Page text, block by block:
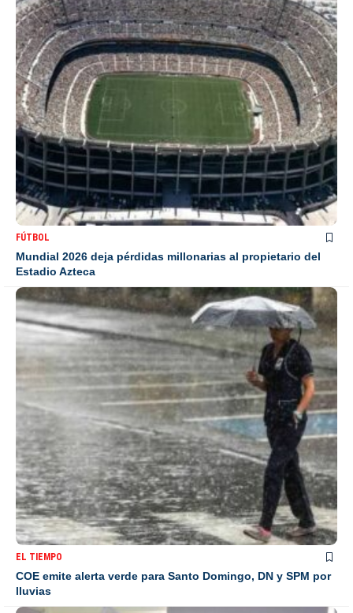
FÚTBOL
Mundial 2026 deja pérdidas millonarias al propietario del
Estadio Azteca
EL TIEMPO
COE emite alerta verde para Santo Domingo, DN y SPM por
lluvias